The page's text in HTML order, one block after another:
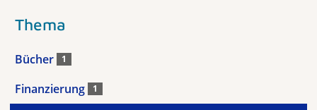
Thema
Bücher 1
Finanzierung 1